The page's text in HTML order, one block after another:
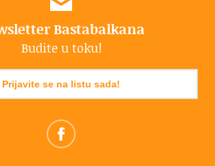
Bastabalkana
Budite u toku!
Prijavite se na listu sada!